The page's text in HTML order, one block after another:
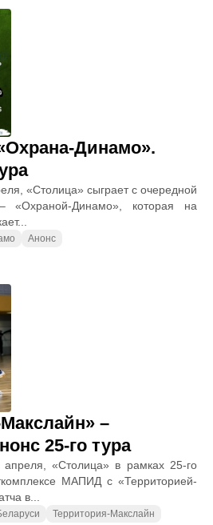
Динамо».
«Столица» сыграет с очередной
«Охраной-Динамо», которая на
Анонс
–
25-го тура
«Столица» в рамках 25-го
МАПИД с «Территорией-
в...
Территория-Макслайн